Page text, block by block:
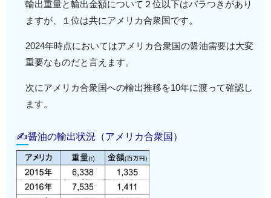
輸出重量と輸出金額について２位以下はバラつきがあり
ますが、１位は共にアメリカ合衆国です。
2024年時点においてはアメリカ合衆国の醤油需要は大変
重要なものだと言えます。
次にアメリカ合衆国への輸出推移を10年に渡って確認し
ます。
✍醤油の輸出状況（アメリカ合衆国）